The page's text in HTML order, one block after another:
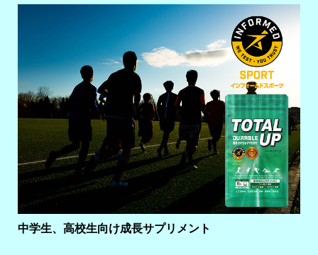
中学生、高校生向け成長サプリメント